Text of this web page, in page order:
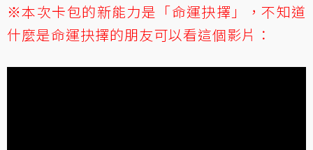
※本次卡包的新能力是「命運抉擇」，不知道
什麼是命運抉擇的朋友可以看這個影片：